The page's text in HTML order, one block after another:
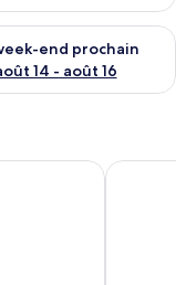
août 7 - août 9
end prochain
14 - août 16
disponibilité pour
Au Bord